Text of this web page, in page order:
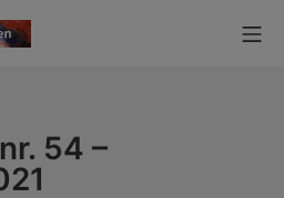
54 –